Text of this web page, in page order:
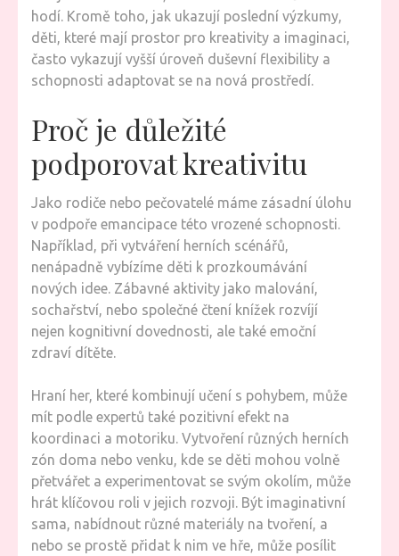
hodí. Kromě toho, jak ukazují poslední výzkumy,
děti, které mají prostor pro kreativity a imaginaci,
často vykazují vyšší úroveň duševní flexibility a
schopnosti adaptovat se na nová prostředí.
Proč je důležité
podporovat kreativitu
Jako rodiče nebo pečovatelé máme zásadní úlohu
v podpoře emancipace této vrozené schopnosti.
Například, při vytváření herních scénářů,
nenápadně vybízíme děti k prozkoumávání
nových idee. Zábavné aktivity jako malování,
sochařství, nebo společné čtení knížek rozvíjí
nejen kognitivní dovednosti, ale také emoční
zdraví dítěte.
Hraní her, které kombinují učení s pohybem, může
mít podle expertů také pozitivní efekt na
koordinaci a motoriku. Vytvoření různých herních
zón doma nebo venku, kde se děti mohou volně
přetvářet a experimentovat se svým okolím, může
hrát klíčovou roli v jejich rozvoji. Být imaginativní
sama, nabídnout různé materiály na tvoření, a
nebo se prostě přidat k nim ve hře, může posílit